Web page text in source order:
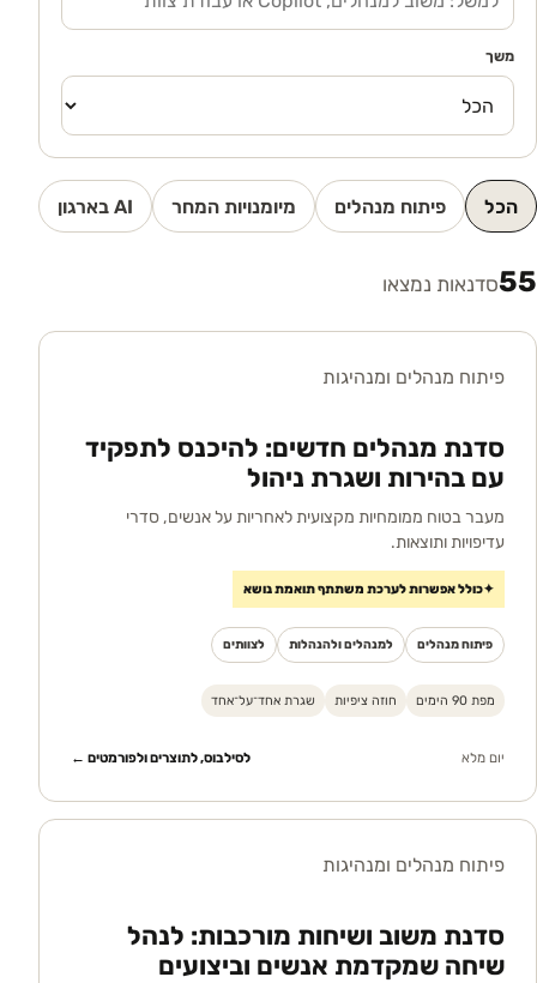
משך
הכל פיתוח מנהלים מיומנויות המחר AI בארגון
55סדנאות נמצאו
פיתוח מנהלים ומנהיגות
סדנת מנהלים חדשים: להיכנס לתפקיד
עם בהירות ושגרת ניהול
מעבר בטוח ממומחיות מקצועית לאחריות על אנשים, סדרי
עדיפויות ותוצאות.
✦כולל אפשרות לערכת משתתף תואמת נושא
פיתוח מנהלים למנהלים ולהנהלות לצוותים
מפת 90 הימים חוזה ציפיות שגרת אחד־על־אחד
יום מלא לסילבוס, לתוצרים ולפורמטים ←
פיתוח מנהלים ומנהיגות
סדנת משוב ושיחות מורכבות: לנהל
שיחה שמקדמת אנשים וביצועים